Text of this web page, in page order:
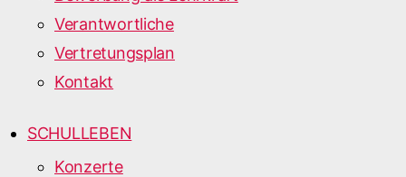
Verantwortliche
Vertretungsplan
Kontakt
SCHULLEBEN
Konzerte